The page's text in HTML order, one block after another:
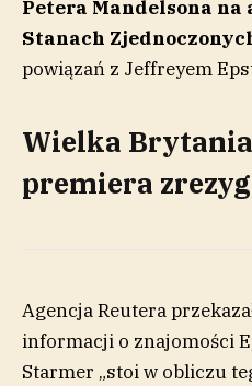
Petera Mandelsona na
Stanach
powiązań z Jeffreyem
Wielka
premiera
Agencja Reutera
informacji o znajomości
Starmer „stoi w obliczu